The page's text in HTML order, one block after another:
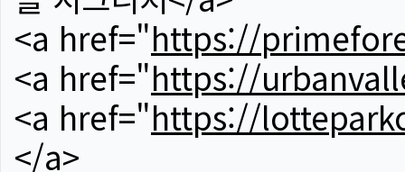
<a href="https://
<a href="https://
<a href="https://
</a>